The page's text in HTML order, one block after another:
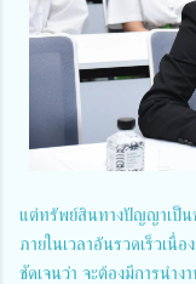
แต่ทรัพย์สินทางปัญญาเป็น
ภายในเวลาอันรวดเร็วเนื่
ชัดเจนว่า จะต้องมีการนำง